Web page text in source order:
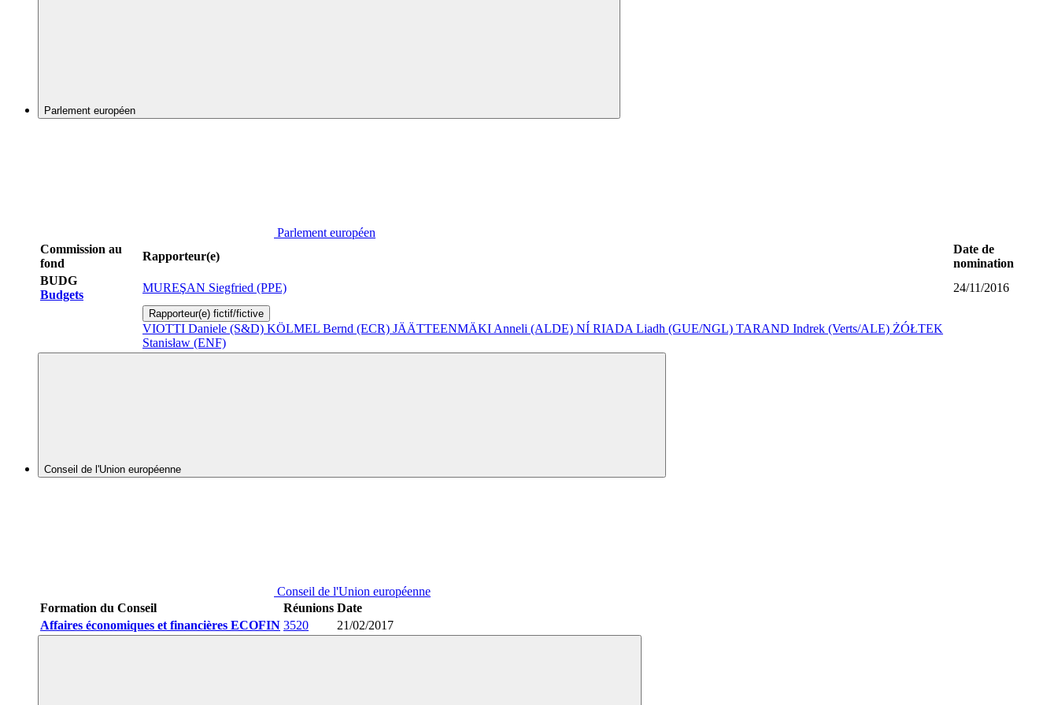
Parlement européen
Parlement européen
Commission au
fond
Rapporteur(e)
Date de
nomination
BUDG
Budgets
MUREŞAN Siegfried (PPE) 24/11/2016
Rapporteur(e) fictif/fictive
VIOTTI Daniele (S&D) KÖLMEL Bernd (ECR) JÄÄTTEENMÄKI Anneli (ALDE) NÍ RIADA Liadh (GUE/NGL) TARAND Indrek (Verts/ALE) ŻÓŁTEK
Stanisław (ENF)
Conseil de l'Union européenne
Conseil de l'Union européenne
Formation du Conseil
Réunions Date
Affaires économiques et financières ECOFIN 3520 21/02/2017